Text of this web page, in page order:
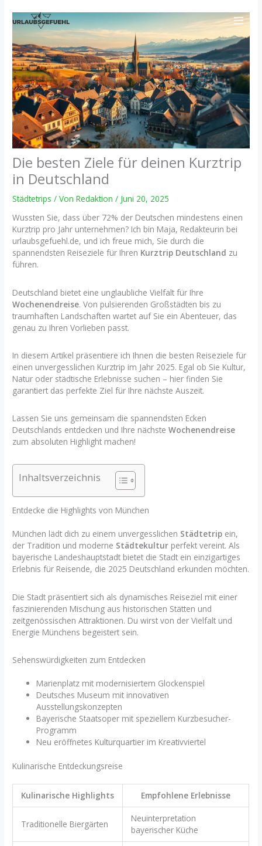
Inhalt
springen
Die besten Ziele für deinen Kurztrip
in Deutschland
Städtetrips / VonRedaktion/ Juni 20, 2025
Wussten Sie, dass über 72% der Deutschen mindestens einen
Kurztrip pro Jahr unternehmen? Ich bin Maja, Redakteurin bei
urlaubsgefuehl.de, und ich freue mich, Sie durch die
spannendsten Reiseziele für Ihren Kurztrip Deutschland zu
führen.
Deutschland bietet eine unglaubliche Vielfalt für Ihre
Wochenendreise. Von pulsierenden Großstädten bis zu
traumhaften Landschaften wartet auf Sie ein Abenteuer, das
genau zu Ihren Vorlieben passt.
In diesem Artikel präsentiere ich Ihnen die besten Reiseziele für
einen unvergesslichen Kurztrip im Jahr 2025. Egal ob Sie Kultur,
Natur oder städtische Erlebnisse suchen – hier finden Sie
garantiert das perfekte Ziel für Ihre nächste Auszeit.
Lassen Sie uns gemeinsam die spannendsten Ecken
Deutschlands entdecken und Ihre nächsteWochenendreise
zum absoluten Highlight machen!
Inhaltsverzeichnis
Entdecke die Highlights von München
München lädt dich zu einem unvergesslichen Städtetrip ein,
der Tradition und moderne Städtekultur perfekt vereint. Als
bayerische Landeshauptstadt bietet die Stadt ein einzigartiges
Erlebnis für Reisende, die 2025 Deutschland erkunden möchten.
Die Stadt präsentiert sich als dynamisches Reiseziel mit einer
faszinierenden Mischung aus historischen Stätten und
zeitgenössischen Attraktionen. Du wirst von der Vielfalt und
Energie Münchens begeistert sein.
Sehenswürdigkeiten zum Entdecken
Marienplatz mit modernisiertem Glockenspiel
Deutsches Museum mit innovativen
Ausstellungskonzepten
Bayerische Staatsoper mit speziellem Kurzbesucher-
Programm
Neu eröffnetes Kulturquartier im Kreativviertel
Kulinarische Entdeckungsreise
Kulinarische Highlights Empfohlene Erlebnisse
Traditionelle Biergärten
Neuinterpretation
bayerischer Küche